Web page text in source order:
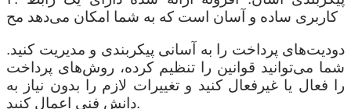
کاربری ساده و آسان است که به شما امکان می‌دهد مح
دودیت‌های پرداخت را به آسانی پیکربندی و مدیریت کنید.
شما می‌توانید قوانین را تنظیم کرده، روش‌های پرداخت
را فعال یا غیرفعال کنید و تغییرات لازم را بدون نیاز به
دانش فنی اعمال کنید.